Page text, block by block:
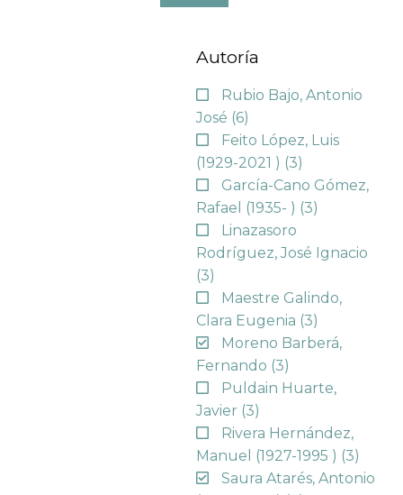
Autoría
Rubio Bajo, Antonio
José (6)
Feito López, Luis
(1929-2021 ) (3)
García-Cano Gómez,
Rafael (1935- ) (3)
Linazasoro
Rodríguez, José Ignacio
(3)
Maestre Galindo,
Clara Eugenia (3)
Moreno Barberá,
Fernando (3)
Puldain Huarte,
Javier (3)
Rivera Hernández,
Manuel (1927-1995 ) (3)
Saura Atarés, Antonio